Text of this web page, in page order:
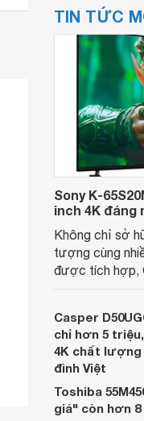
TIN TỨC
Sony K-
inch 4K đáng
Không chỉ sở
tượng cùng
được tích hợp,
nhiều cửa
Casper
chỉ hơn 5
4K chất lượng
đình Việt
Toshiba
giá" còn hơn